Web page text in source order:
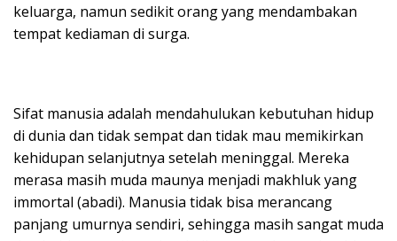
keluarga, namun sedikit orang yang mendambakan
tempat kediaman di surga.
Sifat manusia adalah mendahulukan kebutuhan hidup
di dunia dan tidak sempat dan tidak mau memikirkan
kehidupan selanjutnya setelah meninggal. Mereka
merasa masih muda maunya menjadi makhluk yang
immortal (abadi). Manusia tidak bisa merancang
panjang umurnya sendiri, sehingga masih sangat muda